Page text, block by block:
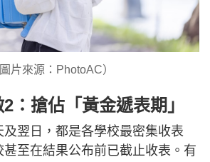
圖片來源：PhotoAC）
：搶佔「黃金遞表期」
翌日，都是各學校最密集收表
至在結果公布前已截止收表。有